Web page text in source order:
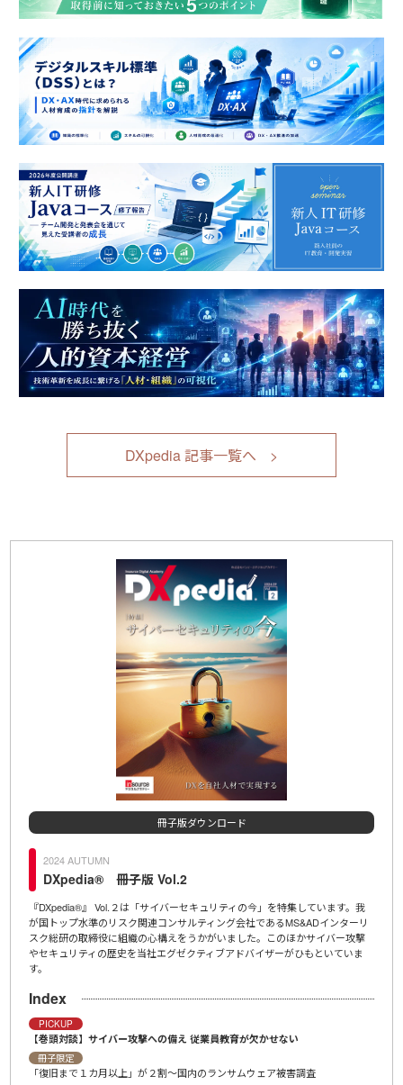
DXpedia 記事一覧へ
しています。我
インターリ
かサイバー攻撃
ひもといていま
冊子版ダウンロード
2024 SUMMER
DXpedia® 冊子版 Vol.1
ＩＤＡの新しい冊子『DXpedia®』が誕生しました。創刊号の特集は
「ChatGPT時代」。生成系ＡＩを人間の優秀な部下として活用するた
示文（プロンプト）の例を始め、Web版のDXpediaで人気を集めた記事
介、さらに宇宙に関するコラムなどを掲載しています。
冊子限定
冊子限定